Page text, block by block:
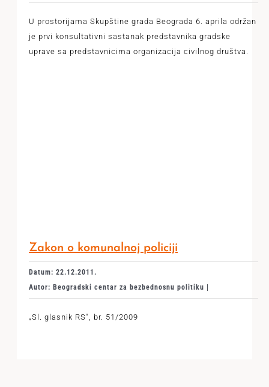
U prostorijama Skupštine grada Beograda 6. aprila održan
je prvi konsultativni sastanak predstavnika gradske
uprave sa predstavnicima organizacija civilnog društva.
Zakon o komunalnoj policiji
Datum: 22.12.2011.
Autor: Beogradski centar za bezbednosnu politiku |
„Sl. glasnik RS", br. 51/2009